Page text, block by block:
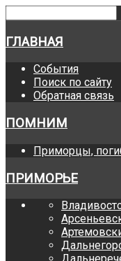
ГЛАВНАЯ
События
Поиск по сайту
Обратная связь
ПОМНИМ
Приморцы,
ПРИМОРЬЕ